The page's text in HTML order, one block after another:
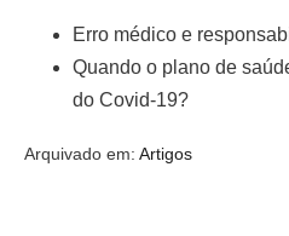
Erro médico e
Quando o plano de
do Covid-19?
Arquivado em: Artigos